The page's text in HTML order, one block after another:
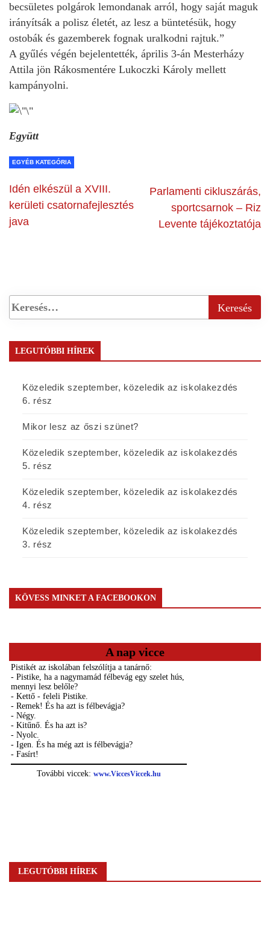
becsületes polgárok lemondanak arról, hogy saját maguk
irányítsák a polisz életét, az lesz a büntetésük, hogy
ostobák és gazemberek fognak uralkodni rajtuk.”
A gyűlés végén bejelentették, április 3-án Mesterházy
Attila jön Rákosmentére Lukoczki Károly mellett
kampányolni.
Együtt
EGYÉB KATEGÓRIA
Idén elkészül a XVIII.
kerületi csatornafejlesztés
java
Parlamenti cikluszárás,
sportcsarnok – Riz
Levente tájékoztatója
LEGUTÓBBI HÍREK
Közeledik szeptember, közeledik az iskolakezdés
6. rész
Mikor lesz az őszi szünet?
Közeledik szeptember, közeledik az iskolakezdés
5. rész
Közeledik szeptember, közeledik az iskolakezdés
4. rész
Közeledik szeptember, közeledik az iskolakezdés
3. rész
KÖVESS MINKET A FACEBOOKON
A nap vicce
LEGUTÓBBI HÍREK